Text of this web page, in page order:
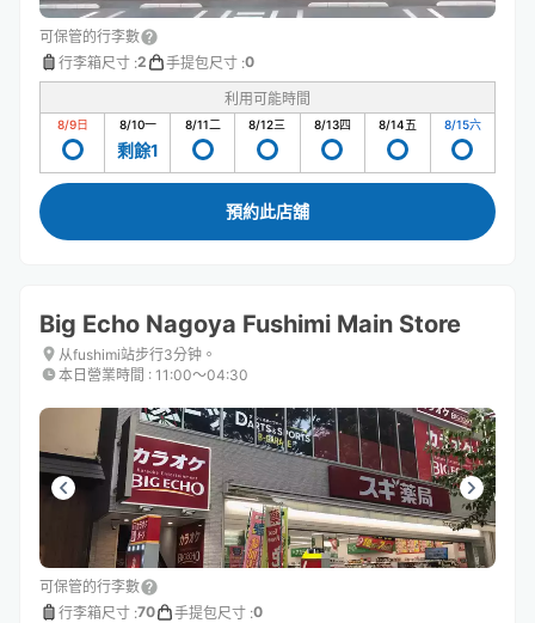
可保管的行李數
行李箱尺寸 :2 手提包尺寸 :0
利用可能時間
8/9日 8/10一
剩餘1
8/11二 8/12三 8/13四 8/14五 8/15六
預約此店舖
Big Echo Nagoya Fushimi Main Store
从fushimi站步行3分钟。
本日營業時間 : 11:00〜04:30
可保管的行李數
行李箱尺寸 :70 手提包尺寸 :0